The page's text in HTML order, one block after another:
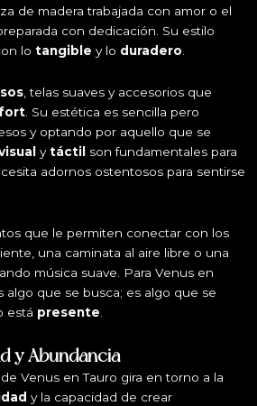
de madera trabajada con amor o el
con dedicación. Su estilo
lo tangible y lo duradero.
, telas suaves y accesorios que
. Su estética es sencilla pero
y optando por aquello que se
ytáctil son fundamentales para
adornos ostentosos para sentirse
que le permiten conectar con los
una caminata al aire libre o una
música suave. Para Venus en
algo que se busca; es algo que se
está presente.
y Abundancia
de Venus en Tauro gira en torno a la
y la capacidad de crear